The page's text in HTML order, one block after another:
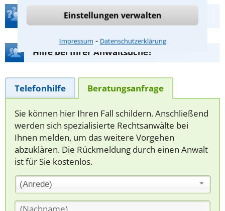
Einstellungen verwalten
Impressum ⁃ Datenschutzerklärung
Teste Dein Rechtswissen
Hilfe bei Ihrer Anwaltsuche?
Telefonhilfe Beratungsanfrage
Sie können hier Ihren Fall schildern. Anschließend
werden sich spezialisierte Rechtsanwälte bei
Ihnen melden, um das weitere Vorgehen
abzuklären. Die Rückmeldung durch einen Anwalt
ist für Sie kostenlos.
(Anrede)